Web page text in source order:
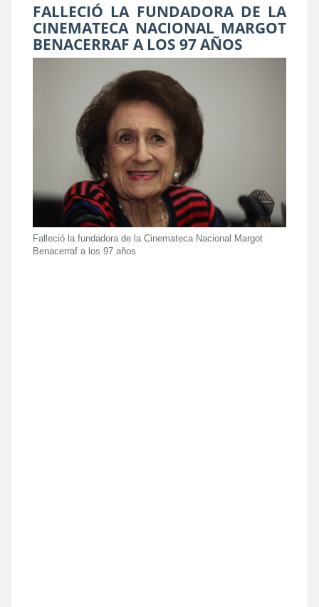
FALLECIÓ LA FUNDADORA DE LA
CINEMATECA NACIONAL MARGOT
BENACERRAF A LOS 97 AÑOS
Falleció la fundadora de la Cinemateca Nacional Margot
Benacerraf a los 97 años